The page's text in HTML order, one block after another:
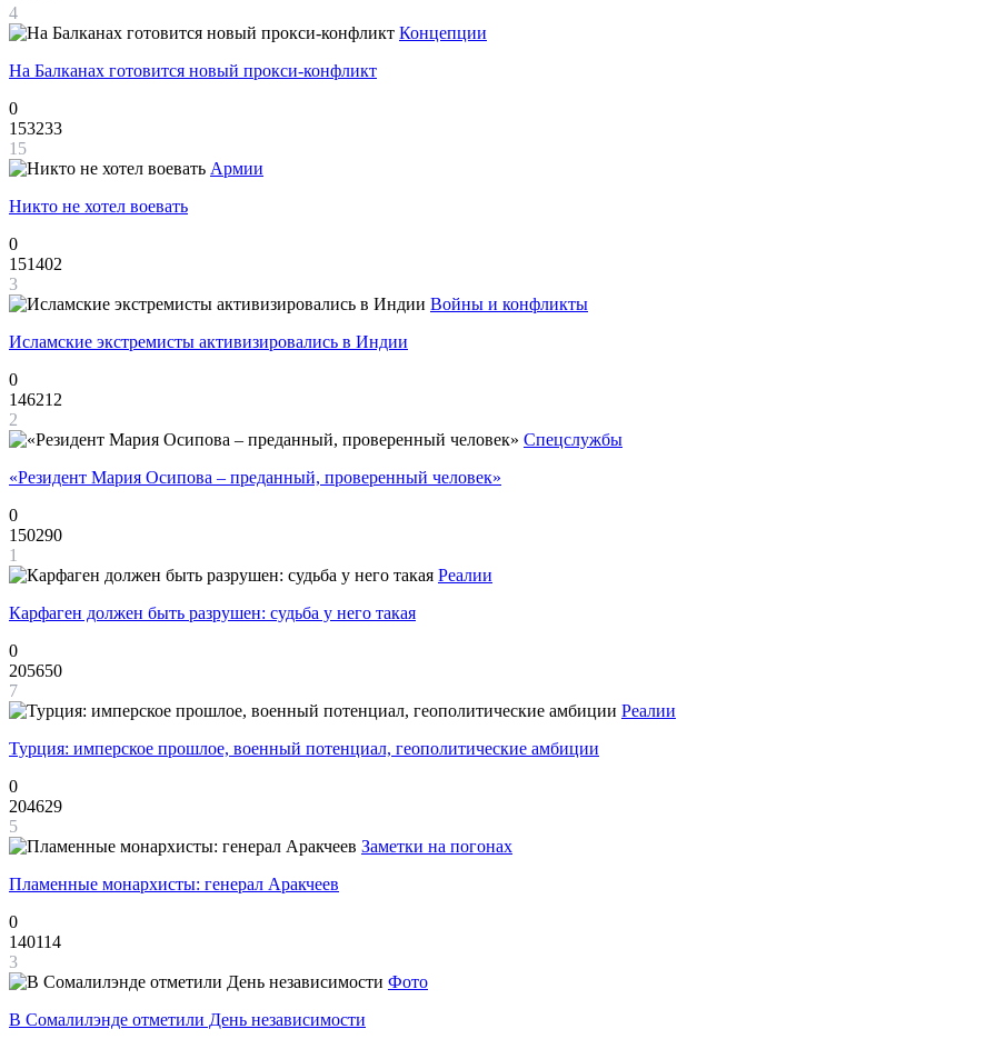
4
Концепции
На Балканах готовится новый прокси-конфликт
0
153233
15
Армии
Никто не хотел воевать
0
151402
3
Войны и конфликты
Исламские экстремисты активизировались в Индии
0
146212
2
Спецслужбы
«Резидент Мария Осипова – преданный, проверенный человек»
0
150290
1
Реалии
Карфаген должен быть разрушен: судьба у него такая
0
205650
7
Реалии
Турция: имперское прошлое, военный потенциал, геополитические амбиции
0
204629
5
Заметки на погонах
Пламенные монархисты: генерал Аракчеев
0
140114
3
Фото
В Сомалилэнде отметили День независимости